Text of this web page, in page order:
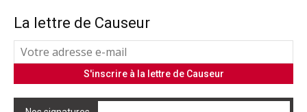
La lettre de Causeur